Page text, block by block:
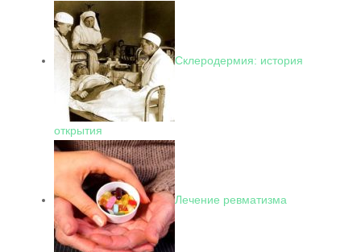
Склеродермия: история
открытия
Лечение ревматизма